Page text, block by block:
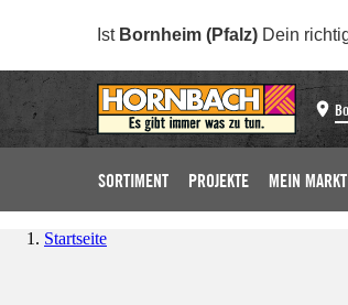
Ist Bornheim (Pfalz) Dein
SORTIMENT PROJEKTE MEIN MARKT
Startseite